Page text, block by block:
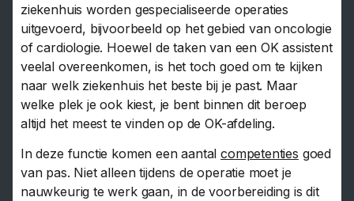
ziekenhuis worden gespecialiseerde operaties
uitgevoerd, bijvoorbeeld op het gebied van oncologie
of cardiologie. Hoewel de taken van een OK assistent
veelal overeenkomen, is het toch goed om te kijken
naar welk ziekenhuis het beste bij je past. Maar
welke plek je ook kiest, je bent binnen dit beroep
altijd het meest te vinden op de OK-afdeling.
In deze functie komen een aantalcompetenties goed
van pas. Niet alleen tijdens de operatie moet je
nauwkeurig te werk gaan, in de voorbereiding is dit